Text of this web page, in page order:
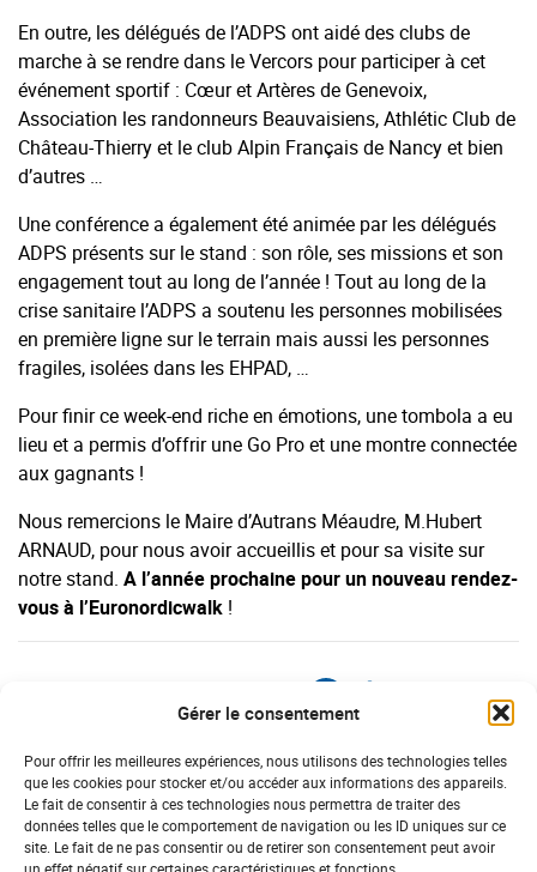
Gérer le consentement
Pour offrir les meilleures expériences, nous utilisons des technologies telles
que les cookies pour stocker et/ou accéder aux informations des appareils.
Le fait de consentir à ces technologies nous permettra de traiter des
données telles que le comportement de navigation ou les ID uniques sur ce
site. Le fait de ne pas consentir ou de retirer son consentement peut avoir
un effet négatif sur certaines caractéristiques et fonctions.
En outre, les délégués de l’ADPS ont aidé des clubs de
marche à se rendre dans le Vercors pour participer à cet
événement sportif : Cœur et Artères de Genevoix,
Association les randonneurs Beauvaisiens, Athlétic Club de
Château-Thierry et le club Alpin Français de Nancy et bien
d’autres …
Une conférence a également été animée par les délégués
ADPS présents sur le stand : son rôle, ses missions et son
engagement tout au long de l’année ! Tout au long de la
crise sanitaire l’ADPS a soutenu les personnes mobilisées
en première ligne sur le terrain mais aussi les personnes
fragiles, isolées dans les EHPAD, …
Pour finir ce week-end riche en émotions, une tombola a eu
lieu et a permis d’offrir une Go Pro et une montre connectée
aux gagnants !
Nous remercions le Maire d’Autrans Méaudre, M.Hubert
ARNAUD, pour nous avoir accueillis et pour sa visite sur
notre stand. A l’année prochaine pour un nouveau rendez-
vous à l’Euronordicwalk !
DERNIÈRES ACTUS
SOLIDARITÉ NATIONALE